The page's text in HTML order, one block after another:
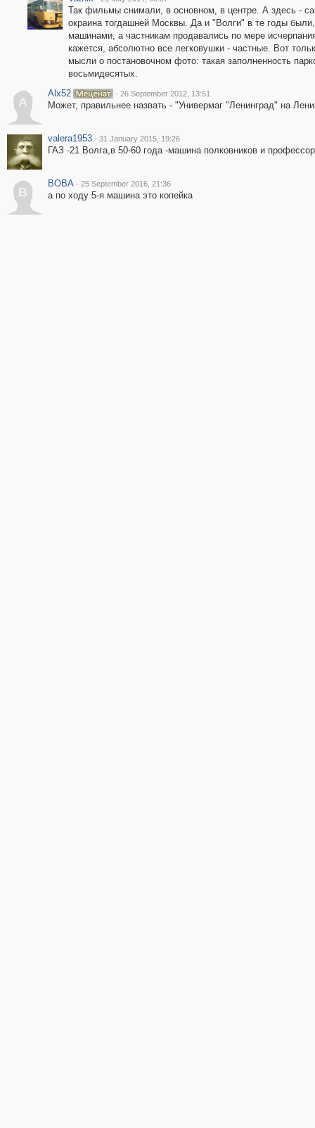
Так фильмы снимали, в основном, в центре. А здесь -
окраина тогдашней Москвы. Да и "Волги" в те годы
машинами, а частникам продавались по мере
кажется, абсолютно все легковушки - частные. Вот
мысли о постановочном фото: такая заполненность
восьмидесятых.
A
Alx52 · 26 September 2012, 13:51
Может, правильнее назвать - "Универмаг "Ленинград" на
valera1953 · 31 January 2015, 19:26
ГАЗ -21 Волга,в 50-60 года -машина полковников и
B
BOBA · 25 September 2016, 21:36
а по ходу 5-я машина это копейка